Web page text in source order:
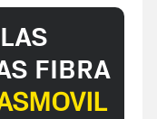
FIBRA